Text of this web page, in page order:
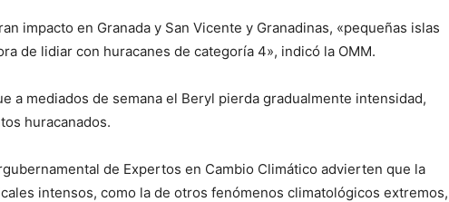
impacto en Granada y San Vicente y Granadinas, «pequeñas islas
de lidiar con huracanes de categoría 4», indicó la OMM.
a mediados de semana el Beryl pierda gradualmente intensidad,
huracanados.
de Expertos en Cambio Climático advierten que la
intensos, como la de otros fenómenos climatológicos extremos,